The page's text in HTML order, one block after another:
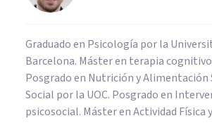
Graduado en Psicología por la
Barcelona. Máster en terapia
Posgrado en Nutrición y Alimentación
Social por la UOC. Posgrado en
psicosocial. Máster en Actividad Física